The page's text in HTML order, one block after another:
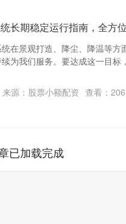
长期稳定运行指南，全方
统在景观打造、降尘、降温等
为我们服务。要达成这一目标
来源：股票小额配资 查看： 206
已加载完成